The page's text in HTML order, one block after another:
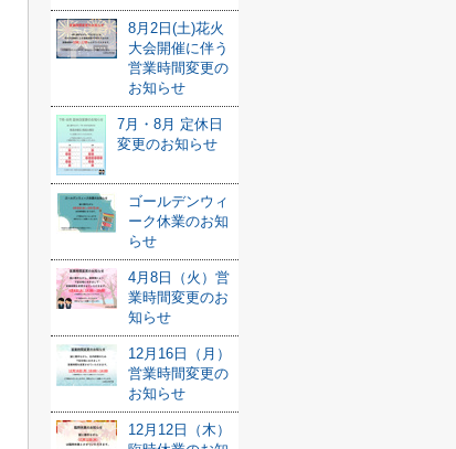
8月2日(土)花火
大会開催に伴う
営業時間変更の
お知らせ
7月・8月 定休日
変更のお知らせ
ゴールデンウィ
ーク休業のお知
らせ
4月8日（火）営
業時間変更のお
知らせ
12月16日（月）
営業時間変更の
お知らせ
12月12日（木）